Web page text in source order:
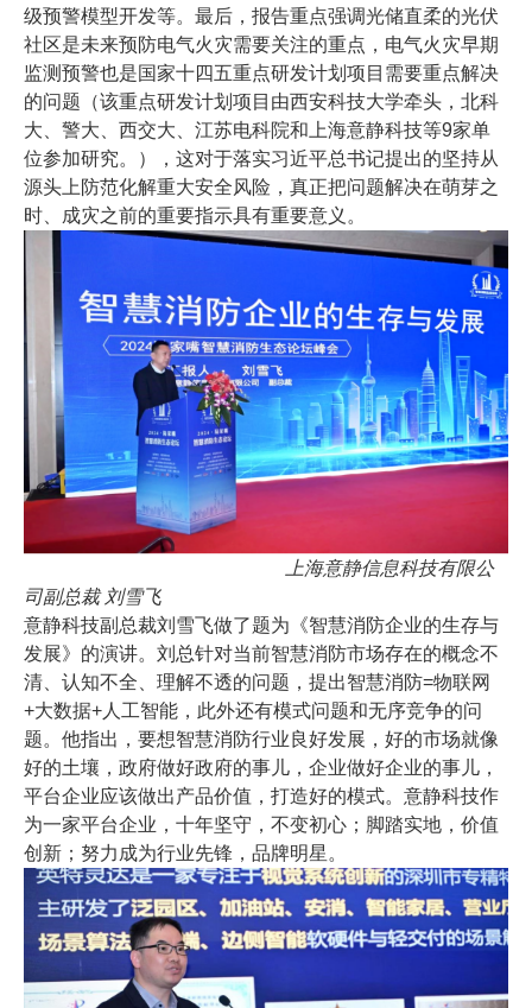
级预警模型开发等。最后，报告重点强调光储直柔的光伏
社区是未来预防电气火灾需要关注的重点，电气火灾早期
监测预警也是国家十四五重点研发计划项目需要重点解决
的问题（该重点研发计划项目由西安科技大学牵头，北科
大、警大、西交大、江苏电科院和上海意静科技等9家单
位参加研究。），这对于落实习近平总书记提出的坚持从
源头上防范化解重大安全风险，真正把问题解决在萌芽之
时、成灾之前的重要指示具有重要意义。
上海意静信息科技有限公
司副总裁 刘雪飞
意静科技副总裁刘雪飞做了题为《智慧消防企业的生存与
发展》的演讲。刘总针对当前智慧消防市场存在的概念不
清、认知不全、理解不透的问题，提出智慧消防=物联网
+大数据+人工智能，此外还有模式问题和无序竞争的问
题。他指出，要想智慧消防行业良好发展，好的市场就像
好的土壤，政府做好政府的事儿，企业做好企业的事儿，
平台企业应该做出产品价值，打造好的模式。意静科技作
为一家平台企业，十年坚守，不变初心；脚踏实地，价值
创新；努力成为行业先锋，品牌明星。